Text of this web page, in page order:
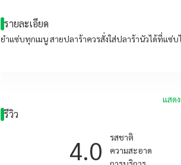
รายละเอียด
ยำแซ่บทุกเมนู สายปลาร้าควรสั่งใส่ปลาร้านัวได้ที่แซ่
แสด
รีวิว
4.0 รสชาติ
ความสะอาด